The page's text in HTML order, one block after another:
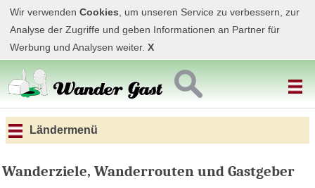
Wir verwenden Cookies , um unseren Service zu verbessern, zur
Analyse der Zugriffe und geben Informationen an Partner für
Werbung und Analysen weiter. X
Ländermenü
Wanderziele, Wanderrouten und Gastgeber